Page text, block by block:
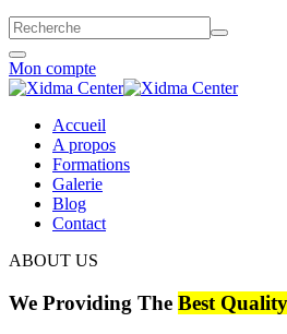
Mon compte
Accueil
A propos
Formations
Galerie
Blog
Contact
ABOUT US
We Providing The Best Quality